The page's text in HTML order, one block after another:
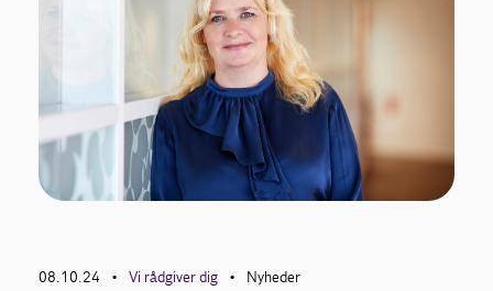
08.10.24 • Vi rådgiver dig • Nyheder